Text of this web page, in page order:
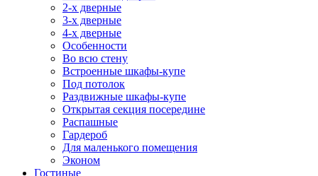
2-х дверные
3-х дверные
4-х дверные
Особенности
Во всю стену
Встроенные шкафы-купе
Под потолок
Раздвижные шкафы-купе
Открытая секция посередине
Распашные
Гардероб
Для маленького помещения
Эконом
Гостиные